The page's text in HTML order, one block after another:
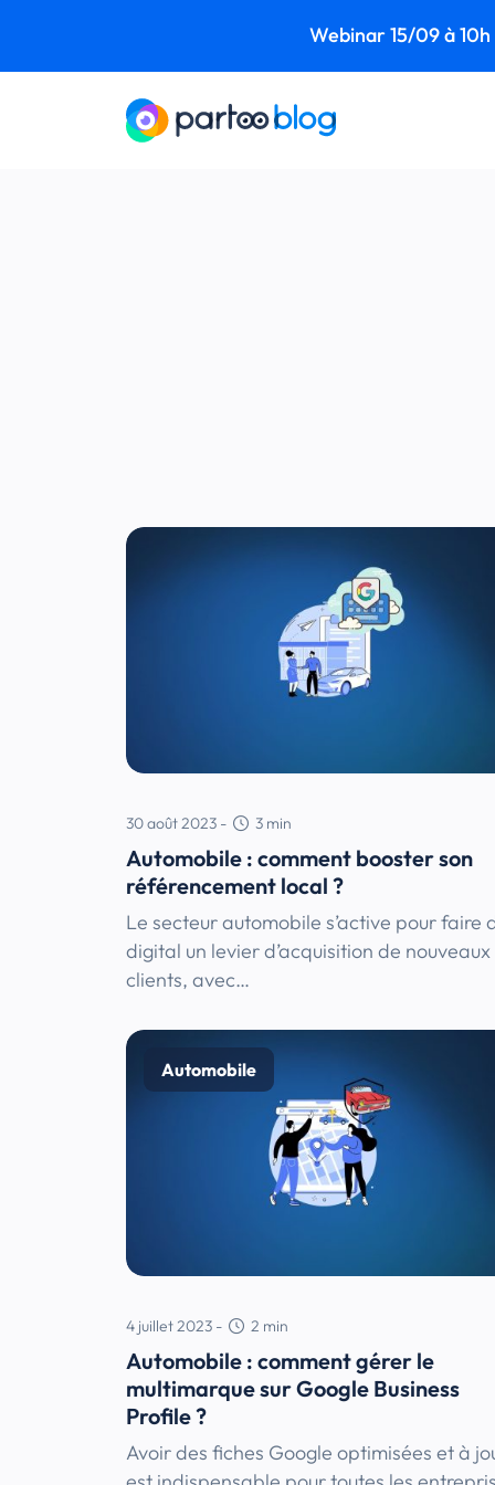
Webinar 15/09 à
30 août 2023 - 3 min
Automobile : comment booster son
référencement local ?
Le secteur automobile s’active pour faire
digital un levier d’acquisition de nouveaux
clients, avec…
Automobile
4 juillet 2023 - 2 min
Automobile : comment gérer le
multimarque sur Google Business
Profile ?
Avoir des fiches Google optimisées et à